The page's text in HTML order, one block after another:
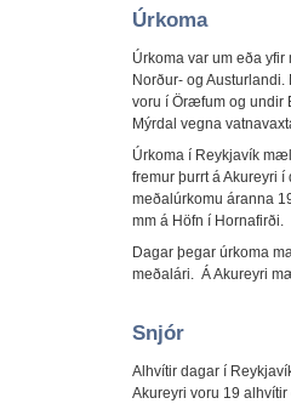
Úrkoma
Úrkoma var um eða
Norður- og
voru í Öræfum og undir
Mýrdal vegna
Úrkoma í Reykjavík
fremur þurrt á Akureyri
meðalúrkomu áranna
mm á Höfn í Hornafirði.
Dagar þegar úrkoma
meðalári. Á Akureyri
Snjór
Alhvítir dagar í
Akureyri voru 19